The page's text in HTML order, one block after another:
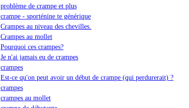
problème de crampe et plus
crampe - sporténine te générique
Crampes au niveau des chevilles.
Crampes au mollet
Pourquoi ces crampes?
Je n'ai jamais eu de crampes
crampes
Est-ce qu'on peut avoir un début de crampe (qui perdurerait) ?
crampes
crampes au mollet